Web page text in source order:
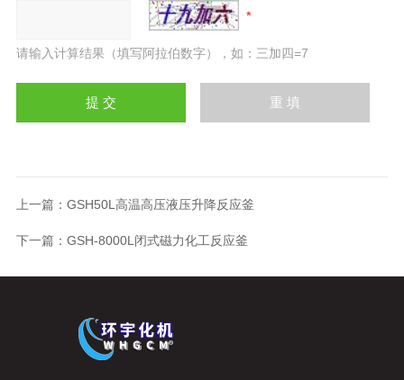
请输入计算结果（填写阿拉伯数字），如：三加四=7
上一篇： GSH50L高温高压液压升降反应釜
下一篇： GSH-8000L闭式磁力化工反应釜